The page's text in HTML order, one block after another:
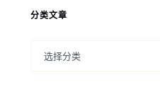
分类文章